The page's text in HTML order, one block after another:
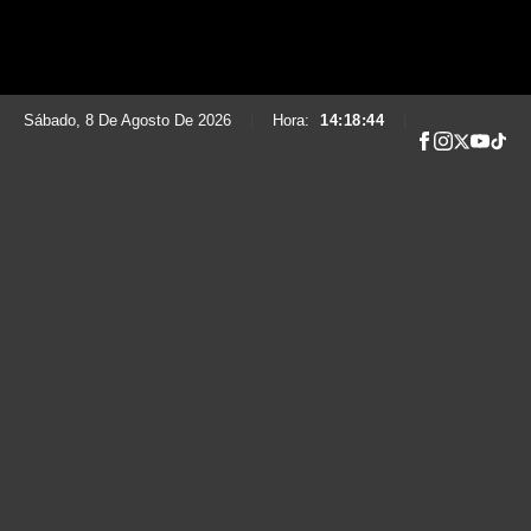
Sábado, 8 De Agosto De 2026 Hora: 14:18:45